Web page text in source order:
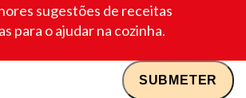
sugestões de receitas
para o ajudar na cozinha.